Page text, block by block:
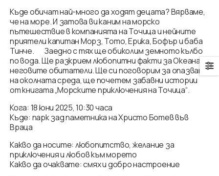
Къде обичат най-много да ходят децата? Вярваме,
че на море. И затова ви каним на морско
пътешествие в компанията на Точица и нейните
приятели капитан Морз, Тото, Ерика, Бофър и баба
Тинче.
Заедно с тях ще обиколим земното кълбо
по вода. Ще разкрием любопитни факти за Океана и
неговите обитатели. Ще си поговорим за опазване
на околната среда, ще почетем забавни истории
от книгата „Морските приключения на Точица“.
Кога: 18 юни 2025, 10:30 часа
Къде: парк зад паметника на Христо Ботев във
Враца
Какво да носите: любопитство, желание за
приключения и любов към морето
Какво да очаквате: смях и добро настроение